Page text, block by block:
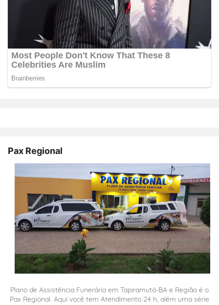
Pax Regional
Plano de Assistência Funerária em Tapiramutá-BA e Região é o
Pax Regional. Aqui você tem Atendimento 24 h, além uma série